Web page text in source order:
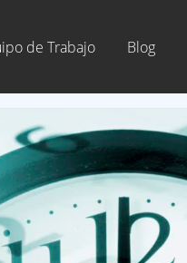
de Trabajo Blog